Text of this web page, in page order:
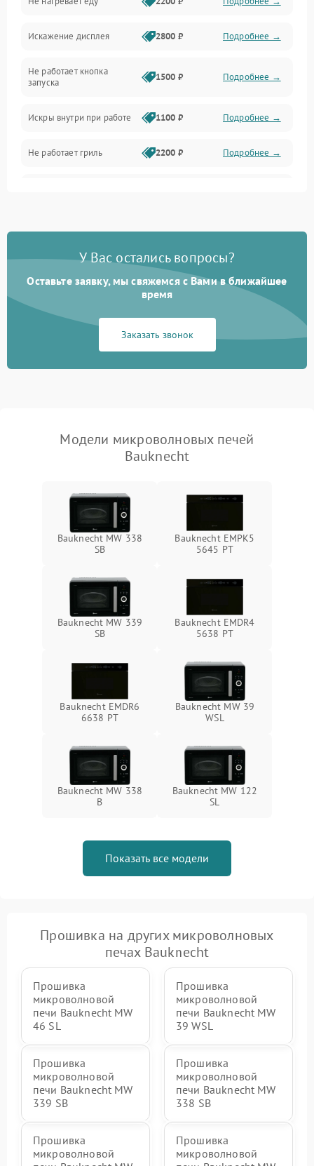
Механические повреждения
Питание и запуск
Нагрев и приготовление
Программное обеспечение
Искажение дисплея 2800 ₽ Подробнее →
Не работает кнопка
запуска
1500 ₽ Подробнее →
Искры внутри при работе 1100 ₽ Подробнее →
Не работает гриль 2200 ₽ Подробнее →
Появление запаха гари 2400 ₽ Подробнее →
Проблемы с вентилятором 2000 ₽
Поломка системы
охлаждения
Подробнее →
Не работают сенсорные
Сломался трансформатор Подробнее →
У Вас остались вопросы?
Оставьте заявку, мы свяжемся с Вами в ближайшее
время
Заказать звонок
Модели микроволновых печей
Bauknecht
Bauknecht MW 338
SB
Bauknecht EMPK5
5645 PT
Bauknecht MW 339
SB
Bauknecht EMDR4
5638 PT
Bauknecht EMDR6
6638 PT
Bauknecht MW 39
WSL
Bauknecht MW 338
B
Bauknecht MW 122
SL
Показать все модели
Прошивка на других микроволновых
печах Bauknecht
Прошивка
микроволновой
печи Bauknecht MW
46 SL
Прошивка
микроволновой
печи Bauknecht MW
39 WSL
Прошивка
микроволновой
печи Bauknecht MW
339 SB
Прошивка
микроволновой
печи Bauknecht MW
338 SB
Прошивка
микроволновой
Прошивка
микроволновой